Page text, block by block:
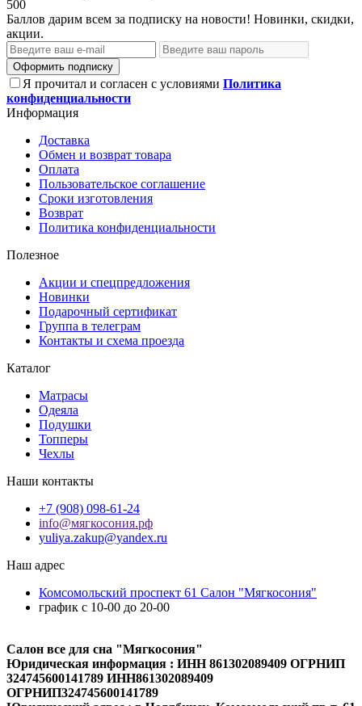
500
Баллов дарим всем за подписку на новости! Новинки, скидки,
акции.
Оформить подписку
Я прочитал и согласен с условиями Политика
конфиденциальности
Информация
Доставка
Обмен и возврат товара
Оплата
Пользовательское соглашение
Сроки изготовления
Возврат
Политика конфиденциальности
Полезное
Акции и спецпредложения
Новинки
Подарочный сертификат
Группа в телеграм
Контакты и схема проезда
Каталог
Матрасы
Одеяла
Подушки
Топперы
Чехлы
Наши контакты
+7 (908) 098-61-24
info@мягкосония.рф
yuliya.zakup@yandex.ru
Наш адрес
Комсомольский проспект 61 Cалон "Мягкосония"
график с 10-00 до 20-00
Салон все для сна "Мягкосония"
Юридическая информация : ИНН 861302089409 ОГРНИП
324745600141789 ИНН861302089409
ОГРНИП324745600141789